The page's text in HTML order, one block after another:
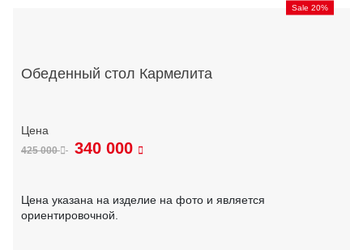
Sale 20%
Обеденный стол Кармелита
425 000 340 000
Цена указана на изделие на фото и является
ориентировочной.